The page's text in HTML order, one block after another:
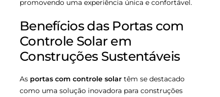
promovendo uma experiência única e confortável.
Benefícios das Portas com
Controle Solar em
Construções Sustentáveis
As portas com controle solar têm se destacado
como uma solução inovadora para construções